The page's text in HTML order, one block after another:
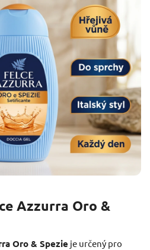
Azzurra Oro &
Oro & Spezie je určený pro